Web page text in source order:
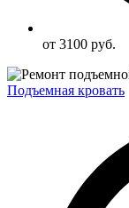
от 3100 руб.
Подъемная кровать